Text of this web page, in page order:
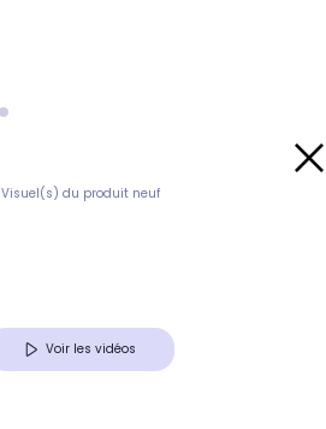
Visuel(s) du produit neuf
Voir les vidéos